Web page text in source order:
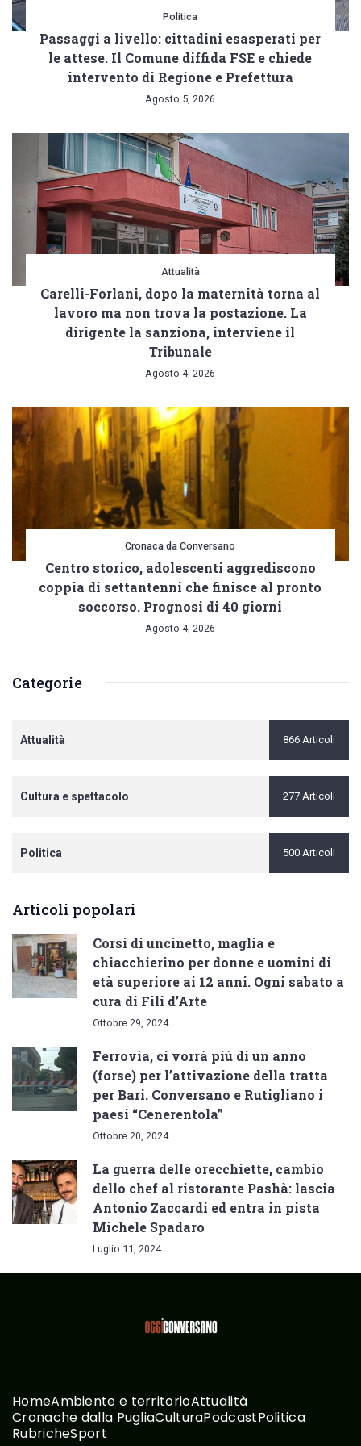
il
rito
annuale
Politica
Passaggi a livello: cittadini esasperati per
le attese. Il Comune diffida FSE e chiede
intervento di Regione e Prefettura
Agosto 5, 2026
Attualità
Carelli-Forlani, dopo la maternità torna al
lavoro ma non trova la postazione. La
dirigente la sanziona, interviene il
Tribunale
Agosto 4, 2026
Cronaca da Conversano
Centro storico, adolescenti aggrediscono
coppia di settantenni che finisce al pronto
soccorso. Prognosi di 40 giorni
Agosto 4, 2026
Categorie
Attualità 866 Articoli
Cultura e spettacolo 277 Articoli
Politica 500 Articoli
Articoli popolari
Corsi di uncinetto, maglia e
chiacchierino per donne e uomini di
età superiore ai 12 anni. Ogni sabato a
cura di Fili d’Arte
Ottobre 29, 2024
Ferrovia, ci vorrà più di un anno
(forse) per l’attivazione della tratta
per Bari. Conversano e Rutigliano i
paesi “Cenerentola”
Ottobre 20, 2024
La guerra delle orecchiette, cambio
dello chef al ristorante Pashà: lascia
Antonio Zaccardi ed entra in pista
Michele Spadaro
Luglio 11, 2024
HomeAmbiente e territorioAttualità
Cronache dalla PugliaCulturaPodcastPolitica
RubricheSport